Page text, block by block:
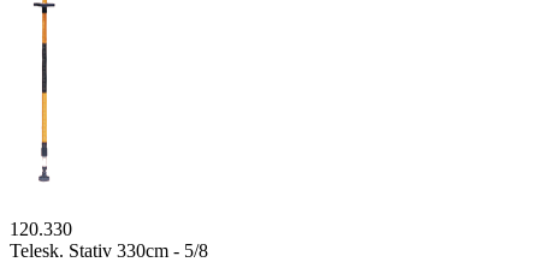
120.330
Telesk. Stativ 330cm - 5/8